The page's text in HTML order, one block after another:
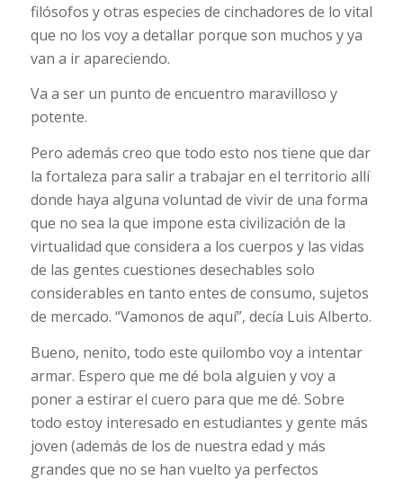
filósofos y otras especies de cinchadores de lo vital
que no los voy a detallar porque son muchos y ya
van a ir apareciendo.
Va a ser un punto de encuentro maravilloso y
potente.
Pero además creo que todo esto nos tiene que dar
la fortaleza para salir a trabajar en el territorio allí
donde haya alguna voluntad de vivir de una forma
que no sea la que impone esta civilización de la
virtualidad que considera a los cuerpos y las vidas
de las gentes cuestiones desechables solo
considerables en tanto entes de consumo, sujetos
de mercado. “Vamonos de aquí”, decía Luis Alberto.
Bueno, nenito, todo este quilombo voy a intentar
armar. Espero que me dé bola alguien y voy a
poner a estirar el cuero para que me dé. Sobre
todo estoy interesado en estudiantes y gente más
joven (además de los de nuestra edad y más
grandes que no se han vuelto ya perfectos